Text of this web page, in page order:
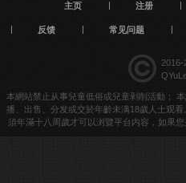
主页 注册
反馈 常见问题
2016-
本網站禁止从事兒童低俗或兒童剥削活動；
播、出售、分发或交於年齡未满18歲人士观
須年滿十八周歲才可以浏覽平台内容，如果